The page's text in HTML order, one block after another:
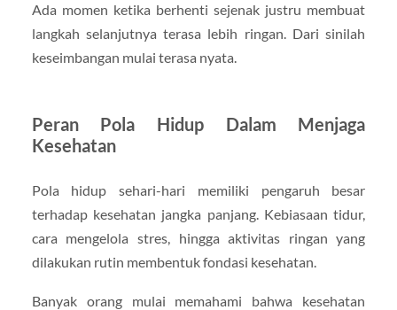
Ada momen ketika berhenti sejenak justru membuat
langkah selanjutnya terasa lebih ringan. Dari sinilah
keseimbangan mulai terasa nyata.
Peran Pola Hidup Dalam Menjaga
Kesehatan
Pola hidup sehari-hari memiliki pengaruh besar
terhadap kesehatan jangka panjang. Kebiasaan tidur,
cara mengelola stres, hingga aktivitas ringan yang
dilakukan rutin membentuk fondasi kesehatan.
Banyak orang mulai memahami bahwa kesehatan